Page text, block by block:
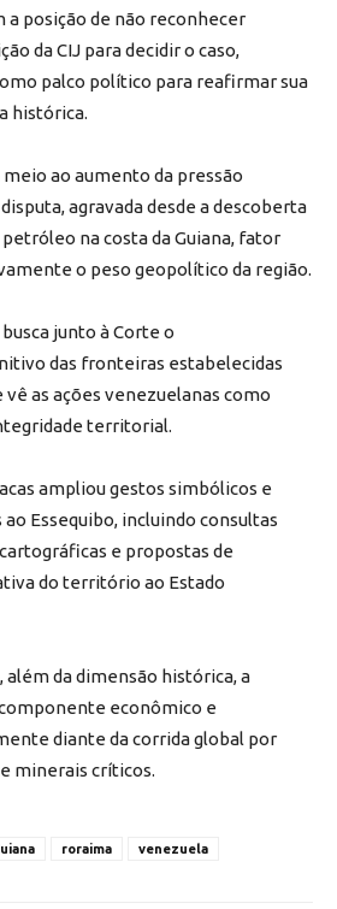
posição de não reconhecer
da CIJ para decidir o caso,
palco político para reafirmar sua
histórica.
ao aumento da pressão
agravada desde a descoberta
na costa da Guiana, fator
o peso geopolítico da região.
junto à Corte o
das fronteiras estabelecidas
as ações venezuelanas como
territorial.
ampliou gestos simbólicos e
Essequibo, incluindo consultas
e propostas de
do território ao Estado
além da dimensão histórica, a
econômico e
diante da corrida global por
minerais críticos.
roraima venezuela